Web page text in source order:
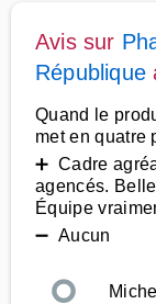
Avis sur
République
Quand le
met en quatre
➕ Cadre
agencés.
Équipe
➖ Aucun
Michel